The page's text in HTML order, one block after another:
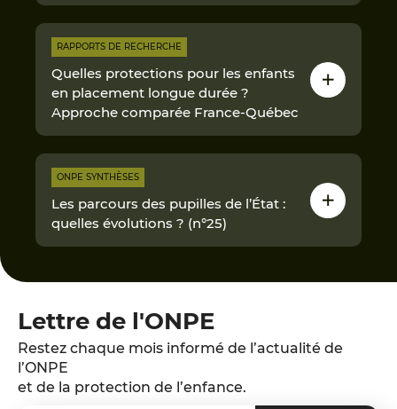
RAPPORTS DE RECHERCHE
Quelles protections pour les enfants
en placement longue durée ?
Approche comparée France-Québec
ONPE SYNTHÈSES
Les parcours des pupilles de l’État :
quelles évolutions ? (n°25)
Lettre de l'ONPE
Restez chaque mois informé de l’actualité de
l’ONPE
et de la protection de l’enfance.